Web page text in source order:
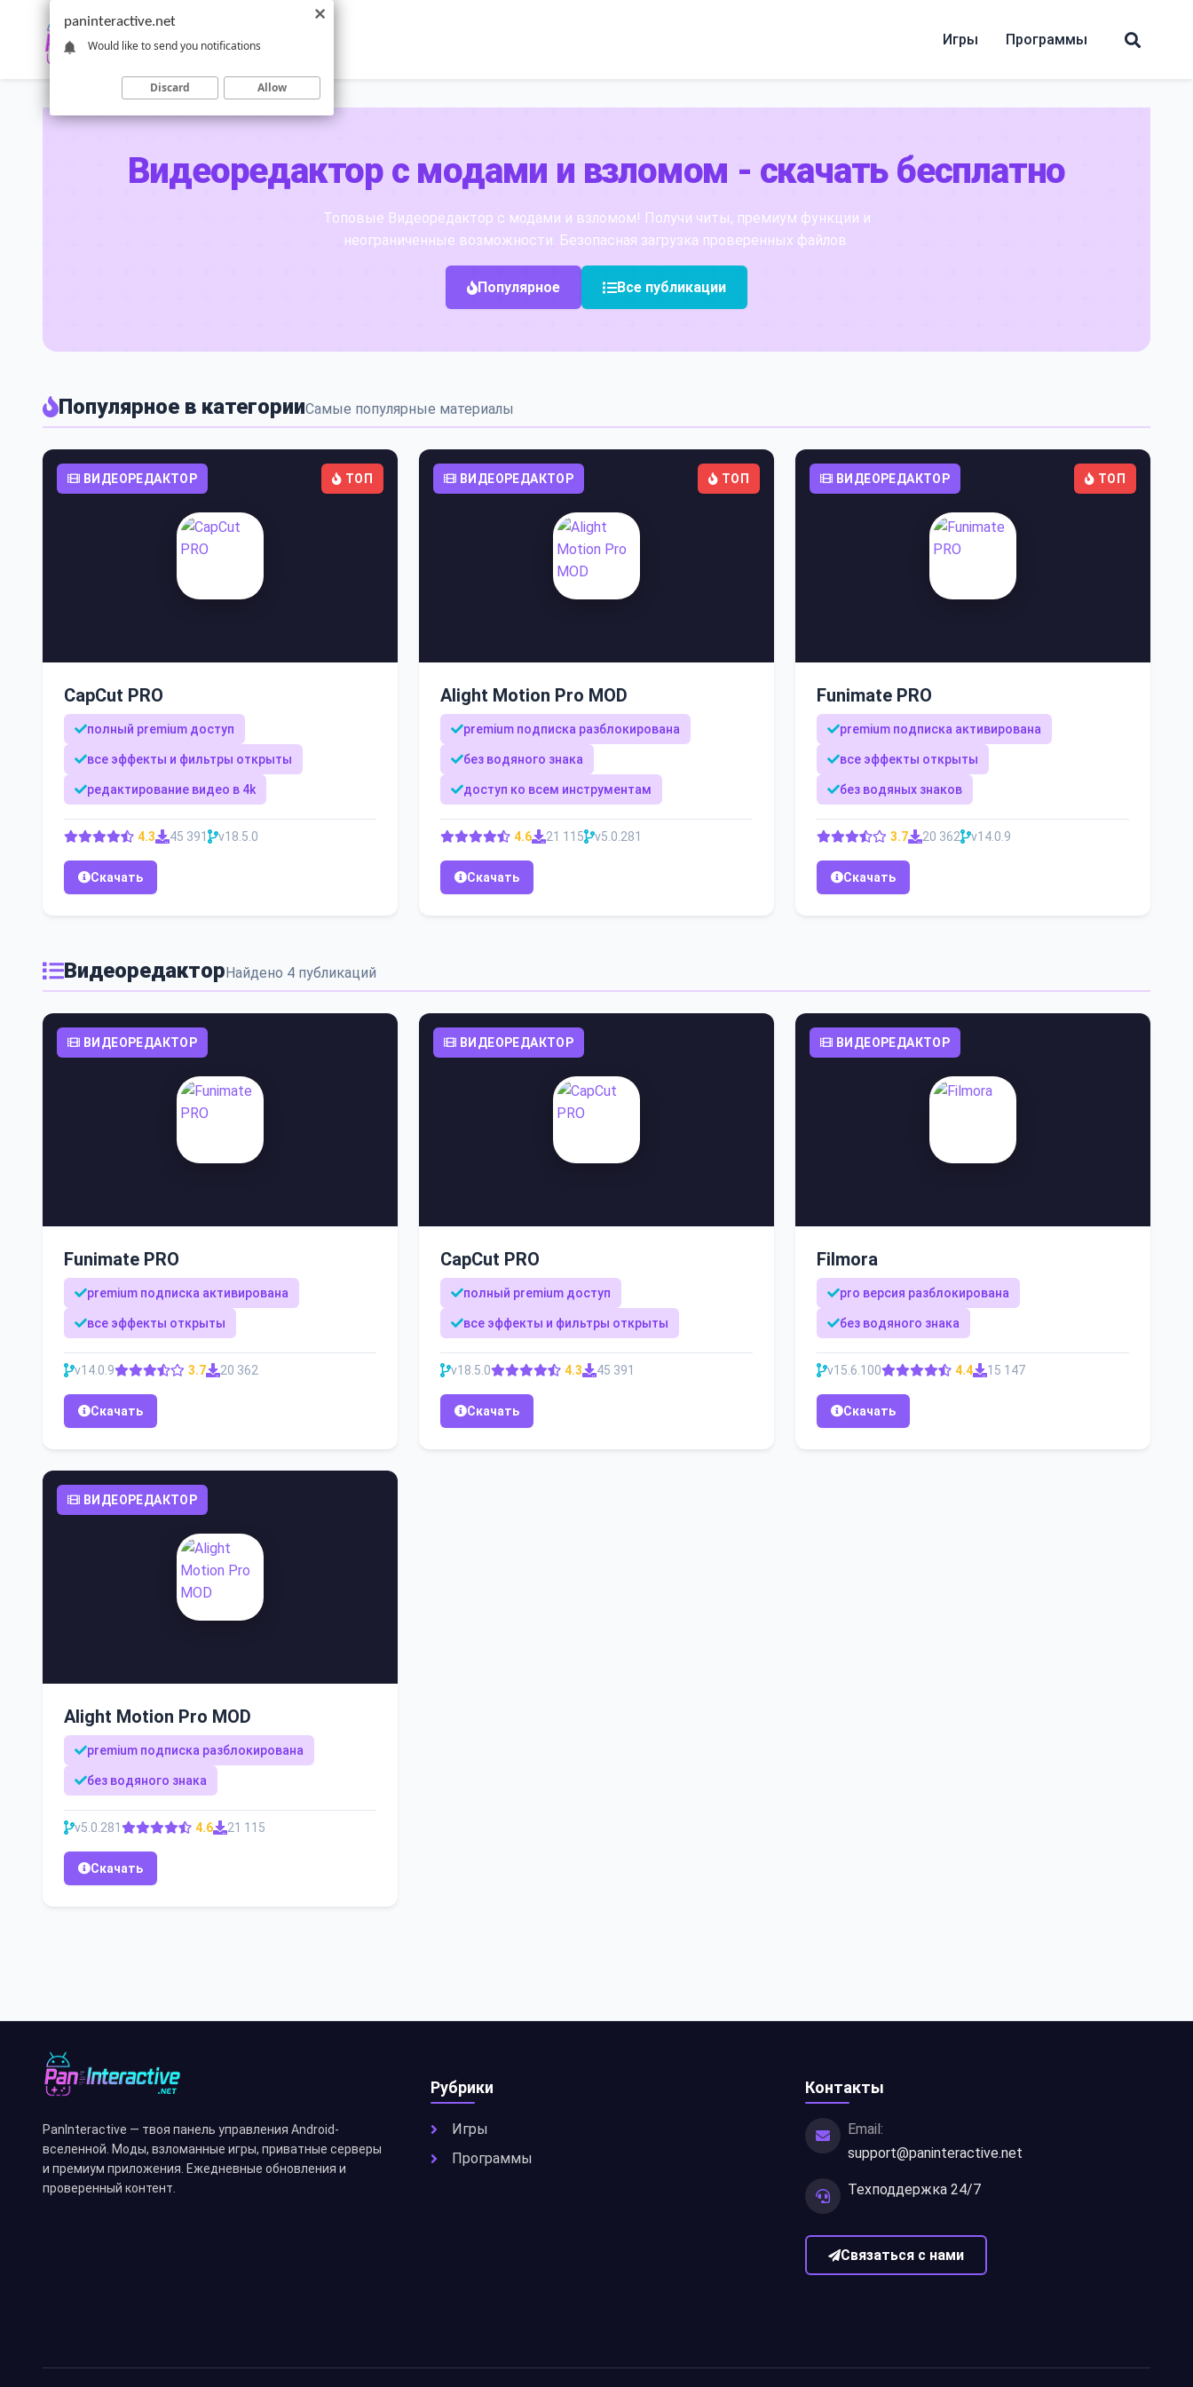
content
Игры Программы
Видеоредактор с модами и взломом - скачать бесплатно
Топовые Видеоредактор с модами и взломом! Получи читы, премиум функции и
неограниченные возможности. Безопасная загрузка проверенных файлов.
Популярное Все публикации
Популярное в категорииСамые популярные материалы
ВИДЕОРЕДАКТОР ТОП
CapCut PRO
полный premium доступ
все эффекты и фильтры открыты
редактирование видео в 4k
4.3 45 391 v18.5.0
Скачать
ВИДЕОРЕДАКТОР ТОП
Alight Motion Pro MOD
premium подписка разблокирована
без водяного знака
доступ ко всем инструментам
4.6 21 115 v5.0.281
Скачать
ВИДЕОРЕДАКТОР ТОП
Funimate PRO
premium подписка активирована
все эффекты открыты
без водяных знаков
3.7 20 362 v14.0.9
Скачать
ВидеоредакторНайдено 4 публикаций
ВИДЕОРЕДАКТОР
Funimate PRO
premium подписка активирована
все эффекты открыты
v14.0.9 3.7 20 362
Скачать
ВИДЕОРЕДАКТОР
CapCut PRO
полный premium доступ
все эффекты и фильтры открыты
v18.5.0 4.3 45 391
Скачать
ВИДЕОРЕДАКТОР
Filmora
pro версия разблокирована
без водяного знака
v15.6.100 4.4 15 147
Скачать
ВИДЕОРЕДАКТОР
Alight Motion Pro MOD
premium подписка разблокирована
без водяного знака
v5.0.281 4.6 21 115
Скачать
PanInteractive — твоя панель управления Android-
вселенной. Моды, взломанные игры, приватные серверы
и премиум приложения. Ежедневные обновления и
проверенный контент.
Рубрики
Игры
Программы
Контакты
Email:
support@paninteractive.net
Техподдержка 24/7
Связаться с нами
paninteractive.net
Would like to send you notifications
Discard Allow